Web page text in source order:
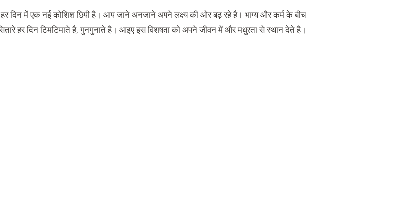
दिन में एक नई कोशिश छिपी है। आप जाने अनजाने अपने लक्ष्य की ओर बढ़ रहे है। भाग्य और कर्म के बीच
हर दिन टिमटिमाते है, गुनगुनाते है। आइए इस विशषता को अपने जीवन में और मधुरता से स्थान देते है।